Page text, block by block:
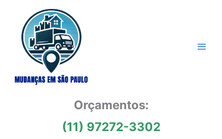
conteúdo
Orçamentos:
(11) 97272-3302